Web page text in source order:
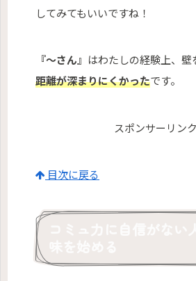
してみてもいいですね！
『〜さん』 はわたしの経験上、壁
距離が深まりにくかったです。
スポンサーリンク
目次に戻る